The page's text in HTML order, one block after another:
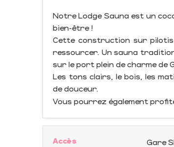
Notre Lodge Sauna est un
bien-être !
Cette construction sur
ressourcer. Un sauna
sur le port plein de charme de
Les tons clairs, le bois, les
de douceur.
Vous pourrez également
Accès Gare